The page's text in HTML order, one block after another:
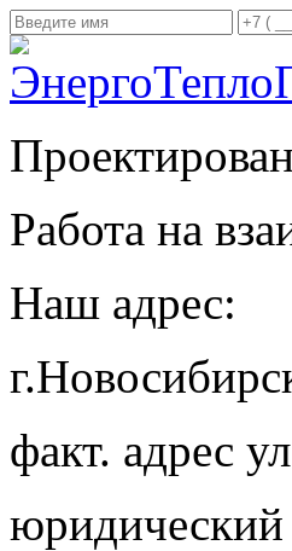
Работа на
Наш адрес:
факт. адрес
юридический